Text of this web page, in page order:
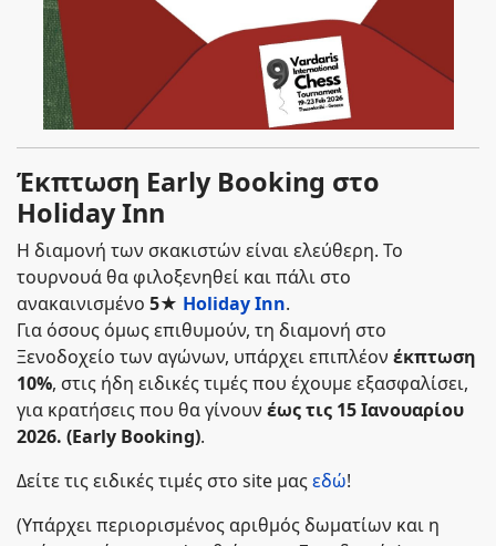
Έκπτωση Early Booking στο
Holiday Inn
Η διαμονή των σκακιστών είναι ελεύθερη. Το
τουρνουά θα φιλοξενηθεί και πάλι στο
ανακαινισμένο 5★ Holiday Inn.
Για όσους όμως επιθυμούν, τη διαμονή στο
Ξενοδοχείο των αγώνων, υπάρχει επιπλέον έκπτωση
10%, στις ήδη ειδικές τιμές που έχουμε εξασφαλίσει,
για κρατήσεις που θα γίνουν έως τις 15 Ιανουαρίου
2026. (Early Booking).
Δείτε τις ειδικές τιμές στο site μαςεδώ!
(Υπάρχει περιορισμένος αριθμός δωματίων και η